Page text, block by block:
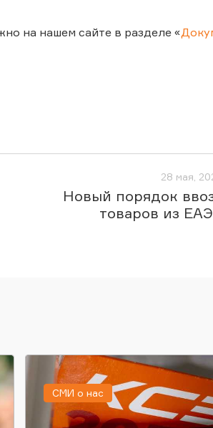
на нашем сайте в разделе «
28 мая,
Новый порядок
товаров из
СМИ о нас